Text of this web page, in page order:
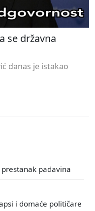
se državna
danas je istakao
padavina
i domaće političare